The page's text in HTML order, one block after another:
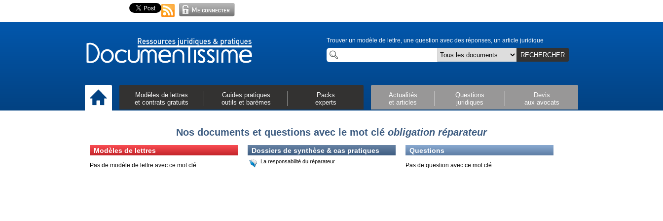
Trouver un modèle de lettre, une question avec des réponses, un article juridique
RECHERCHER
Modèles de lettres
et contrats gratuits
Guides pratiques
outils et barèmes
Packs
experts
Actualités
et articles
Questions
juridiques
Devis
aux avocats
Nos documents et questions avec le mot clé obligation réparateur
Modèles de lettres
Pas de modèle de lettre avec ce mot clé
Dossiers de synthèse & cas pratiques
La responsabilité du réparateur
Questions
Pas de question avec ce mot clé